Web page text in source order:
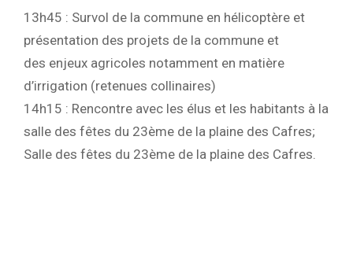
13h45 : Survol de la commune en hélicoptère et
présentation des projets de la commune et
des enjeux agricoles notamment en matière
d’irrigation (retenues collinaires)
14h15 : Rencontre avec les élus et les habitants à la
salle des fêtes du 23ème de la plaine des Cafres;
Salle des fêtes du 23ème de la plaine des Cafres.